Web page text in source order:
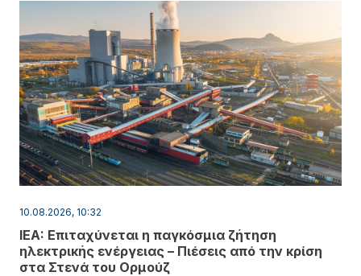
10.08.2026, 10:32
IEA: Επιταχύνεται η παγκόσμια ζήτηση
ηλεκτρικής ενέργειας – Πιέσεις από την κρίση
στα Στενά του Ορμούζ